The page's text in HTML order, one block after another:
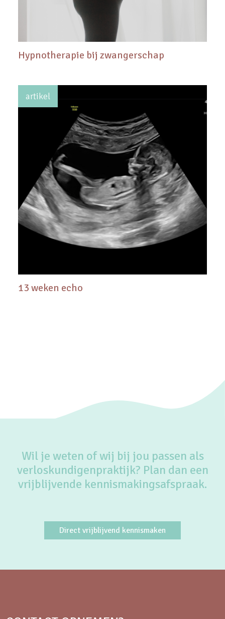
Hypnotherapie bij zwangerschap
artikel
13 weken echo
Wil je weten of wij bij jou passen als
verloskundigenpraktijk? Plan dan een
vrijblijvende kennismakingsafspraak.
Direct vrijblijvend kennismaken